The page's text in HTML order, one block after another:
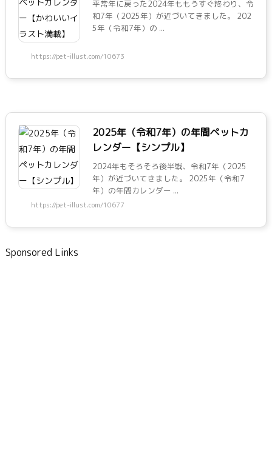
平常年に戻った2024年ももうすぐ終わり、令
和7年（2025年）が近づいてきました。 202
5年（令和7年）の ...
https://pet-illust.com/10673
2025年（令和7年）の年間ペットカ
レンダー【シンプル】
2024年もそろそろ後半戦、令和7年（2025
年）が近づいてきました。 2025年（令和7
年）の年間カレンダー ...
https://pet-illust.com/10677
Sponsored Links